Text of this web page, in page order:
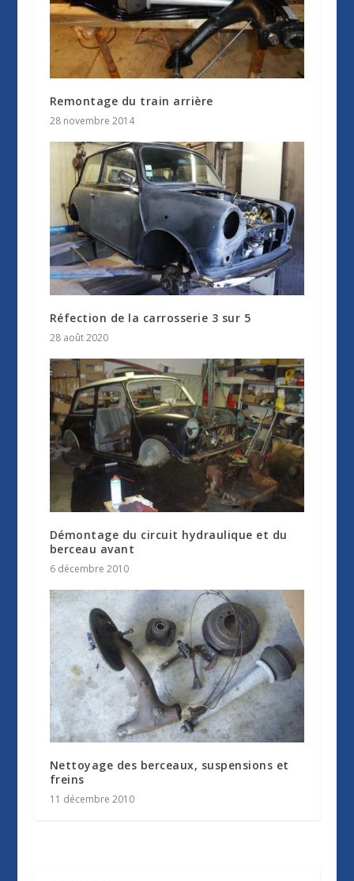
Remontage du train arrière
28 novembre 2014
Réfection de la carrosserie 3 sur 5
28 août 2020
Démontage du circuit hydraulique et du
berceau avant
6 décembre 2010
Nettoyage des berceaux, suspensions et
freins
11 décembre 2010